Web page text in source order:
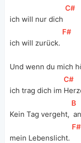
ich will nur dich
[
C#
ich will zurück.
[F#
Und wenn du mich
ich trag dich im
[
C#
Kein Tag vergeht,
[B
mein Lebenslicht.
[F#